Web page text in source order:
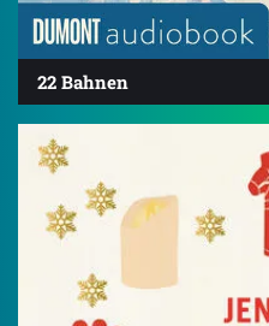
22 Bahnen